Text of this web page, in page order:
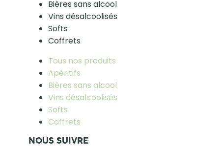
Bières sans alcool
Vins désalcoolisés
Softs
Coffrets
Tous nos produits
Apéritifs
Bières sans alcool
Vins désalcoolisés
Softs
Coffrets
NOUS SUIVRE